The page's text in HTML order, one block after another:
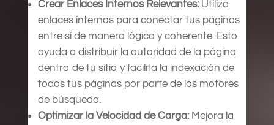
Crear Enlaces Internos Relevantes:Utiliza
enlaces internos para conectar tus páginas
entre sí de manera lógica y coherente. Esto
ayuda a distribuir la autoridad de la página
dentro de tu sitio y facilita la indexación de
todas tus páginas por parte de los motores
de búsqueda.
Optimizar la Velocidad de Carga:Mejora la